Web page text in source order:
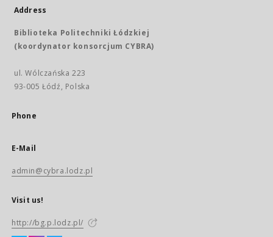
Address
Biblioteka Politechniki Łódzkiej
(koordynator konsorcjum CYBRA)
ul. Wólczańska 223
93-005 Łódź, Polska
Phone
E-Mail
admin@cybra.lodz.pl
Visit us!
http://bg.p.lodz.pl/